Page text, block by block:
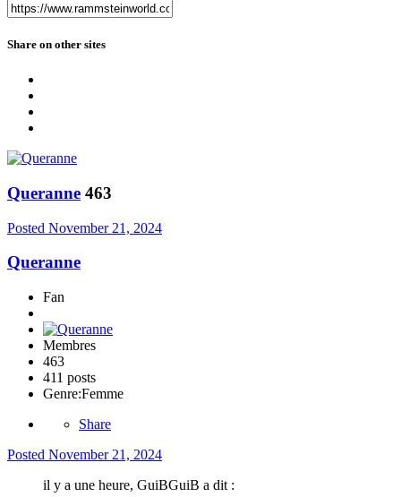
Share on other sites
Queranne 463
Posted November 21, 2024
Queranne
Fan
Membres
463
411 posts
Genre:Femme
Share
Posted November 21, 2024
il y a une heure, GuiBGuiB a dit :